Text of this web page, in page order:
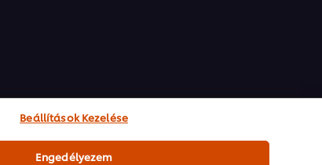
Beállítások Kezelése
Engedélyezem